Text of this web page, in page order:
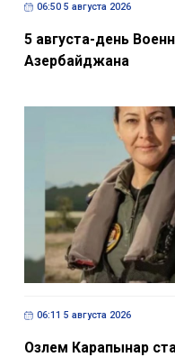
06:50 5 августа 2026
5 августа-день
Азербайджана
06:11 5 августа 2026
Озлем Карапынар